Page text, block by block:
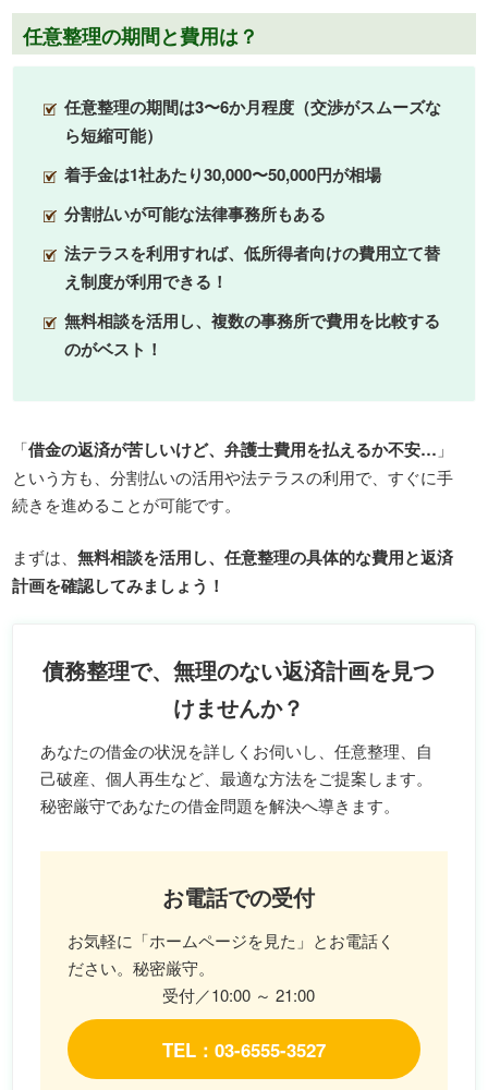
任意整理の期間と費用は？
任意整理の期間は3〜6か月程度（交渉がスムーズな
ら短縮可能）
着手金は1社あたり30,000〜50,000円が相場
分割払いが可能な法律事務所もある
法テラスを利用すれば、低所得者向けの費用立て替
え制度が利用できる！
無料相談を活用し、複数の事務所で費用を比較する
のがベスト！
「借金の返済が苦しいけど、弁護士費用を払えるか不安… 」
という方も、分割払いの活用や法テラスの利用で、すぐに手
続きを進めることが可能です。
まずは、無料相談を活用し、任意整理の具体的な費用と返済
計画を確認してみましょう！
債務整理で、無理のない返済計画を見つ
けませんか？
あなたの借金の状況を詳しくお伺いし、任意整理、自
己破産、個人再生など、最適な方法をご提案します。
秘密厳守であなたの借金問題を解決へ導きます。
お電話での受付
お気軽に「ホームページを見た」とお電話く
ださい。秘密厳守。
受付／10:00 ～ 21:00
TEL：03-6555-3527